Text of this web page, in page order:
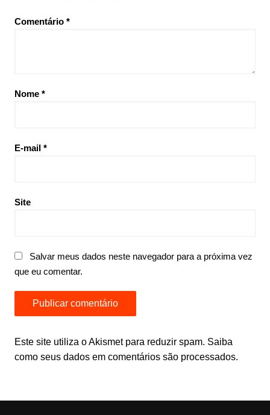
Comentário *
Nome *
E-mail *
Site
Salvar meus dados neste navegador para a próxima vez
que eu comentar.
Este site utiliza o Akismet para reduzir spam. Saiba
como seus dados em comentários são processados.